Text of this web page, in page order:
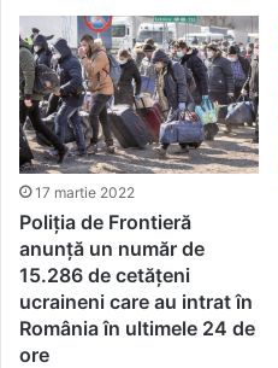
17 martie 2022
Poliția de Frontieră
anunță un număr de
15.286 de cetăţeni
ucraineni care au intrat în
România în ultimele 24 de
ore